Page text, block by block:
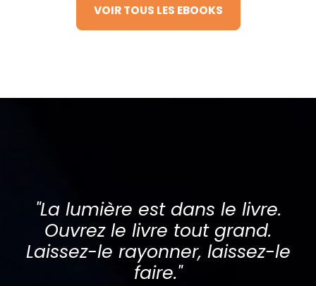
VOIR TOUS LES EBOOKS
"La lumière est dans le livre.
Ouvrez le livre tout grand.
Laissez-le rayonner, laissez-le
faire."